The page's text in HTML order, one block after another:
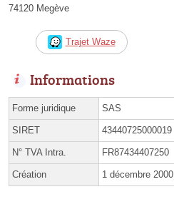
74120 Megève
Trajet Waze
Informations
Forme juridique SAS
SIRET 43440725000019
N° TVA Intra. FR87434407250
Création 1 décembre 2000